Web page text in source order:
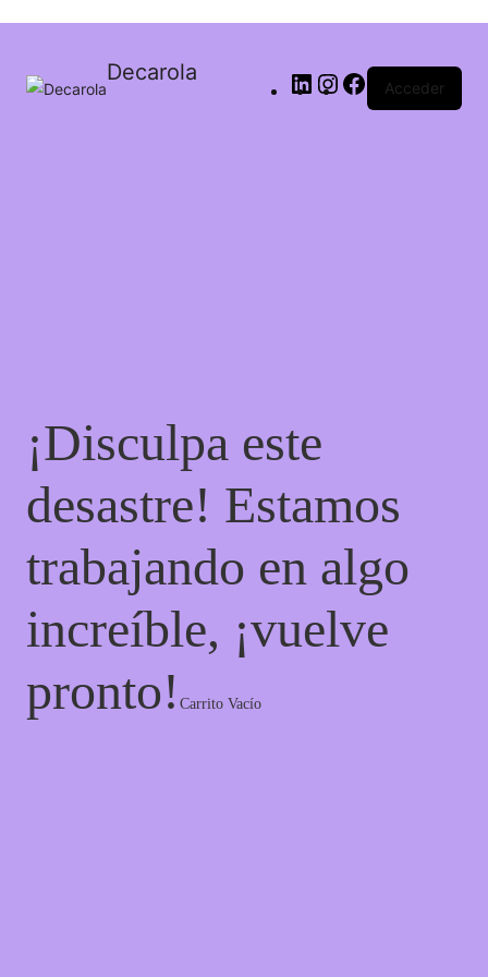
Decarola
Acceder
¡Disculpa este
desastre! Estamos
trabajando en algo
increíble, ¡vuelve
pronto!